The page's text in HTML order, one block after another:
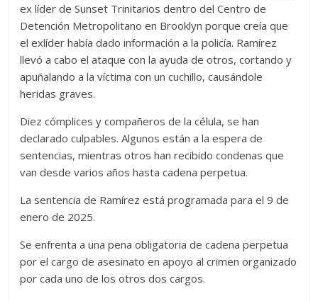
ex líder de Sunset Trinitarios dentro del Centro de
Detención Metropolitano en Brooklyn porque creía que
el exlíder había dado información a la policía. Ramírez
llevó a cabo el ataque con la ayuda de otros, cortando y
apuñalando a la víctima con un cuchillo, causándole
heridas graves.
Diez cómplices y compañeros de la célula, se han
declarado culpables. Algunos están a la espera de
sentencias, mientras otros han recibido condenas que
van desde varios años hasta cadena perpetua.
La sentencia de Ramírez está programada para el 9 de
enero de 2025.
Se enfrenta a una pena obligatoria de cadena perpetua
por el cargo de asesinato en apoyo al crimen organizado
por cada uno de los otros dos cargos.